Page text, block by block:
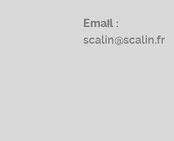
Email :
scalin@scalin.fr